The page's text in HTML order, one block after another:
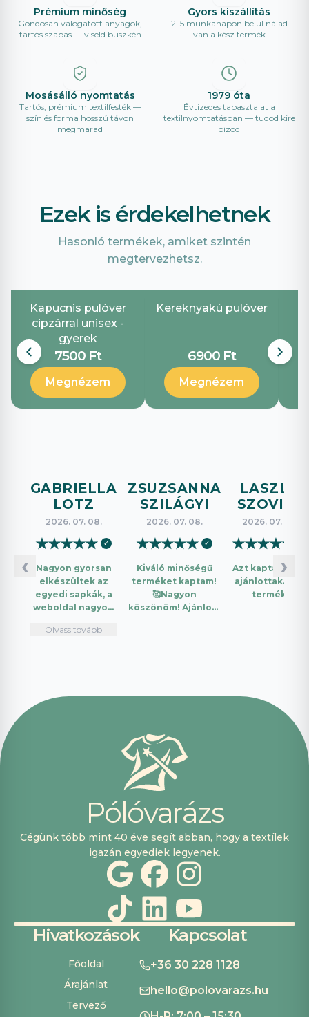
Prémium minőség
Gondosan válogatott anyagok,
tartós szabás — viseld büszkén
Gyors kiszállítás
2–5 munkanapon belül nálad
van a kész termék
Mosásálló nyomtatás
Tartós, prémium textilfesték —
szín és forma hosszú távon
megmarad
1979 óta
Évtizedes tapasztalat a
textilnyomtatásban — tudod kire
bízod
Ezek is érdekelhetnek
Hasonló termékek, amiket szintén
megtervezhetsz.
Kapucnis pulóver
cipzárral unisex -
gyerek
7500 Ft
Megnézem
Kereknyakú pulóver
6900 Ft
Megnézem
‹
GABRIELLA
LOTZ
2026. 07. 08.
★★★★★ ✓
Nagyon gyorsan
elkészültek az
egyedi sapkák, a
weboldal nagyon
használni.
fogok innen
Olvass tovább
ZSUZSANNA
SZILÁGYI
2026. 07. 08.
★★★★★ ✓
Kiváló minőségű
terméket kaptam!
🥰Nagyon
köszönöm! Ajánlom
LASZLO
SZOVICS
2026. 07. 08.
★★★★★
Azt kaptam amit
ajánlottak. Jó a
termék.
›
Pólóvarázs
Cégünk több mint 40 éve segít abban, hogy a textílek
igazán egyediek legyenek.
Hivatkozások
Főoldal
Árajánlat
Tervező
Kapcsolat
+36 30 228 1128
hello@polovarazs.hu